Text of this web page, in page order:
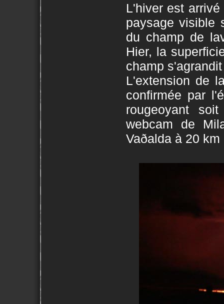
L'hiver est
paysage visible
du champ de
Hier, la
champ
L'extension de
confirmée par
rougeoyant
webcam de
Vaðalda à 20